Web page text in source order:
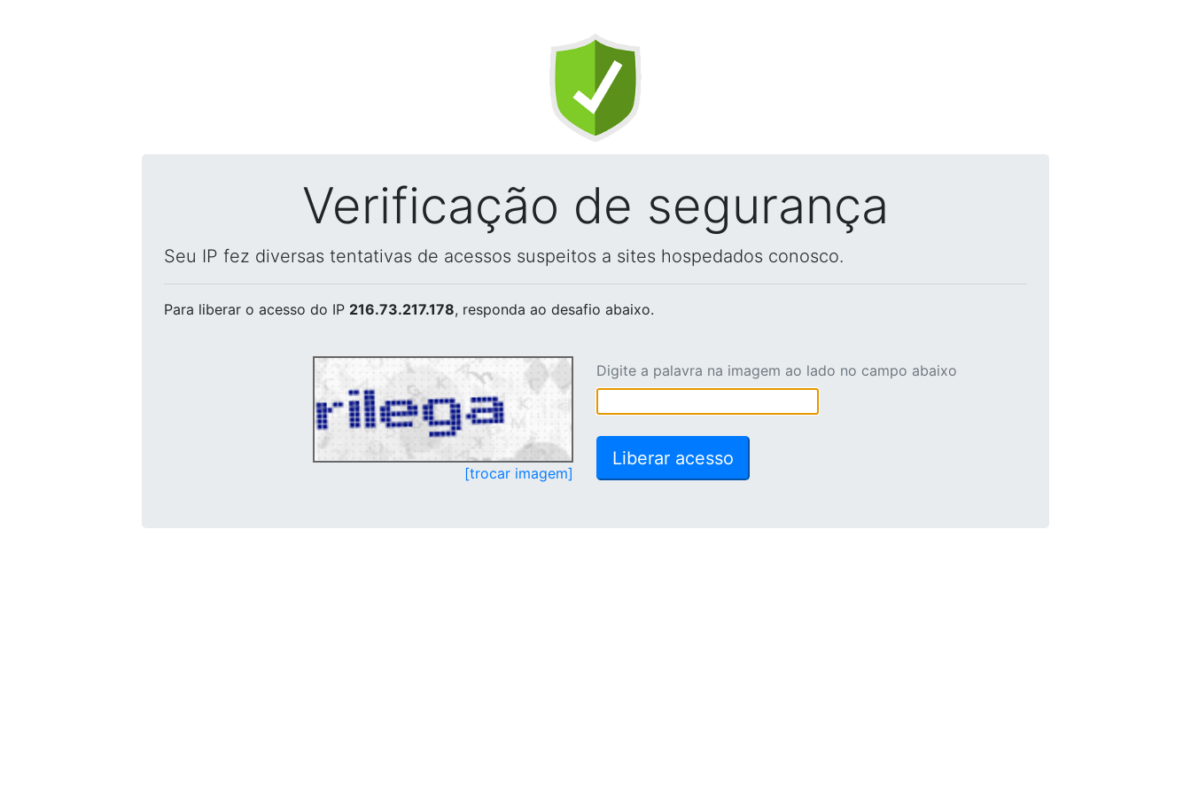
Verificação de segurança
Seu IP fez diversas tentativas de acessos suspeitos a sites hospedados conosco.
Para liberar o acesso do IP 216.73.217.178, responda ao desafio abaixo.
[trocar imagem]
Digite a palavra na imagem ao lado no campo abaixo